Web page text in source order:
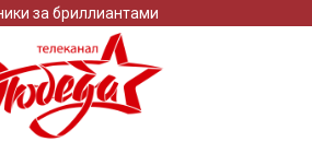
за бриллиантами